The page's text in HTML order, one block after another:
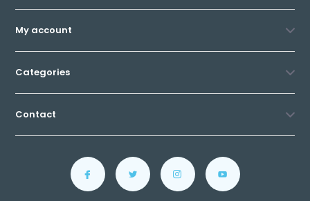
My account
Categories
Contact